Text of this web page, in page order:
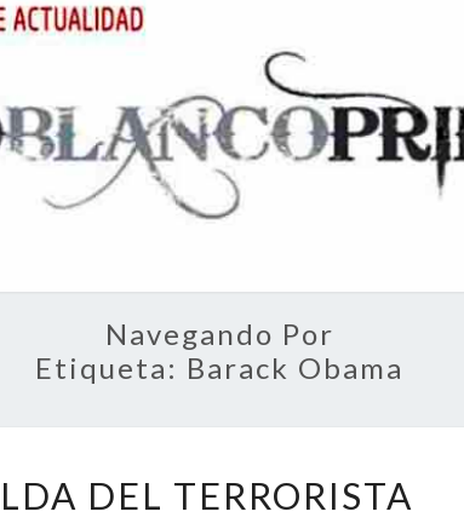
DE
BREVE
RECORRIDO
VITAL Y
COMENTARIOS
ACTUALIDAD
Navegando Por
Etiqueta: Barack Obama
EN DEL TERRORISTA